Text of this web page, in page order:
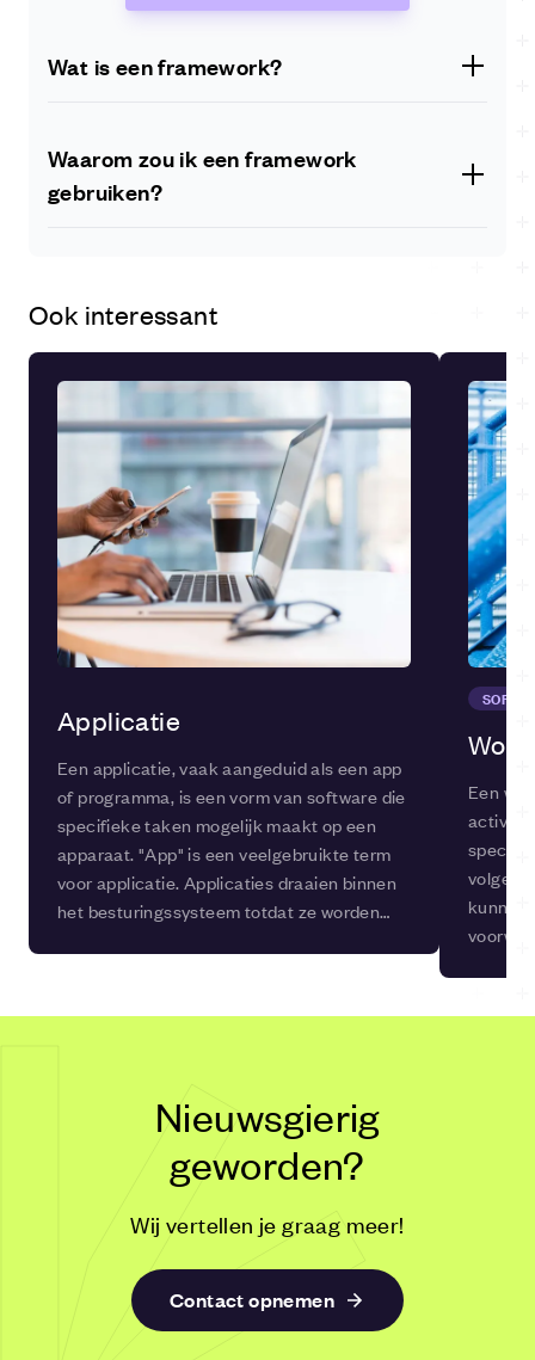
Wat is een framework?
functionaliteiten biedt die ontwikkelaars kunnen
gebruiken om applicaties efficiënter te bouwen.
Waarom zou ik een framework
gebruiken?
ontwikkelaars kunnen benutten, wat de ontwikkeling
versnelt en resulteert in een meer onderhoudbare en
schaalbare applicatie.
Ook interessant
Applicatie
Een applicatie, vaak aangeduid als een app
of programma, is een vorm van software die
specifieke taken mogelijk maakt op een
apparaat. "App" is een veelgebruikte term
voor applicatie. Applicaties draaien binnen
het besturingssysteem totdat ze worden
Een
volgen
kunnen
te
Nieuwsgierig
geworden?
Wij vertellen je graag meer!
Contact opnemen